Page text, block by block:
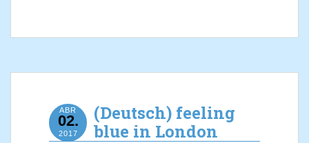
ABR
02.
2017
(Deutsch) feeling
blue in London